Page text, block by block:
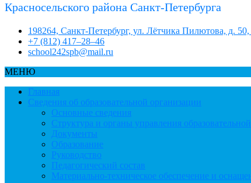
Красносельского района Санкт-Петербурга
198264, Санкт-Петербург, ул. Лётчика Пилютова, д.
+7 (812) 417–28–46
school242spb@mail.ru
МЕНЮ
Главная
Сведения об образовательной организации
Основные сведения
Структура и органы управления
Документы
Образование
Руководство
Педагогический состав
Материально-техническое обеспечение и